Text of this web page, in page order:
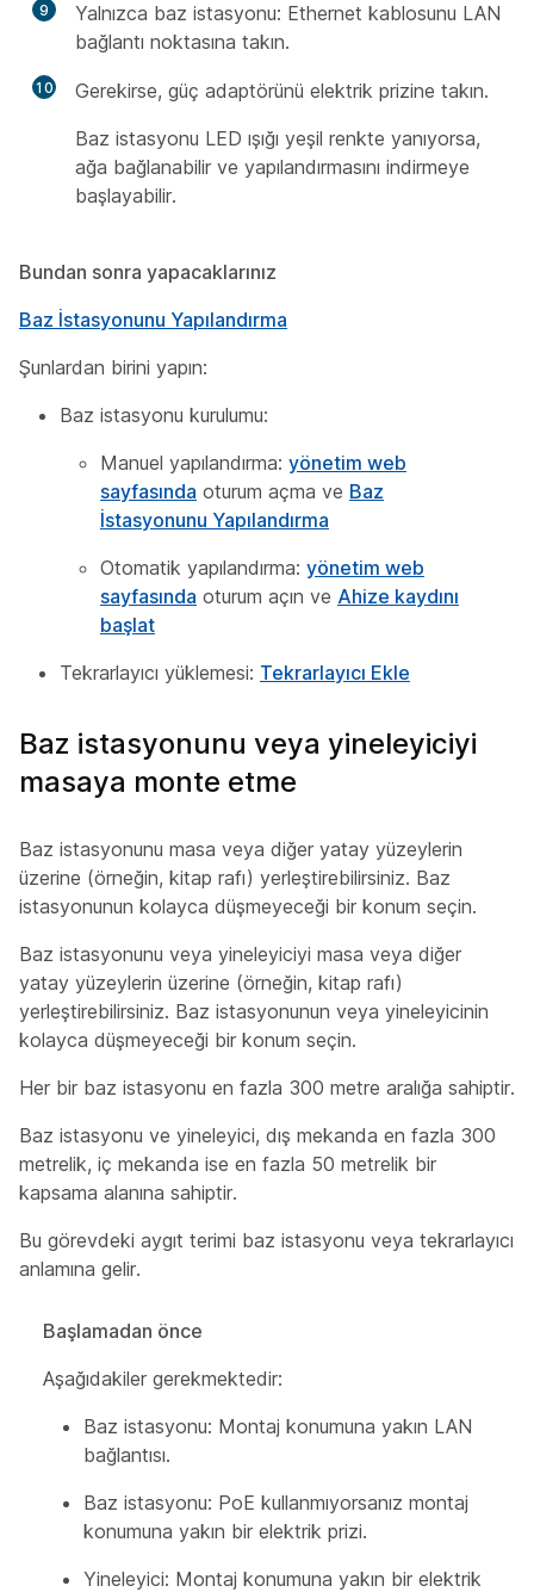
9
Yalnızca baz istasyonu: Ethernet kablosunu LAN
bağlantı noktasına takın.
10
Gerekirse, güç adaptörünü elektrik prizine takın.
Baz istasyonu LED ışığı yeşil renkte yanıyorsa,
ağa bağlanabilir ve yapılandırmasını indirmeye
başlayabilir.
Bundan sonra yapacaklarınız
Baz İstasyonunu Yapılandırma
Şunlardan birini yapın:
Baz istasyonu kurulumu:
Manuel yapılandırma: yönetim web
sayfasında oturum açma ve Baz
İstasyonunu Yapılandırma
Otomatik yapılandırma: yönetim web
sayfasında oturum açın ve Ahize kaydını
başlat
Tekrarlayıcı yüklemesi: Tekrarlayıcı Ekle
Baz istasyonunu veya yineleyiciyi
masaya monte etme
Baz istasyonunu masa veya diğer yatay yüzeylerin
üzerine (örneğin, kitap rafı) yerleştirebilirsiniz. Baz
istasyonunun kolayca düşmeyeceği bir konum seçin.
Baz istasyonunu veya yineleyiciyi masa veya diğer
yatay yüzeylerin üzerine (örneğin, kitap rafı)
yerleştirebilirsiniz. Baz istasyonunun veya yineleyicinin
kolayca düşmeyeceği bir konum seçin.
Her bir baz istasyonu en fazla 300 metre aralığa sahiptir.
Baz istasyonu ve yineleyici, dış mekanda en fazla 300
metrelik, iç mekanda ise en fazla 50 metrelik bir
kapsama alanına sahiptir.
Bu görevdeki aygıt terimi baz istasyonu veya tekrarlayıcı
anlamına gelir.
Başlamadan önce
Aşağıdakiler gerekmektedir:
Baz istasyonu: Montaj konumuna yakın LAN
bağlantısı.
Baz istasyonu: PoE kullanmıyorsanız montaj
konumuna yakın bir elektrik prizi.
Yineleyici: Montaj konumuna yakın bir elektrik